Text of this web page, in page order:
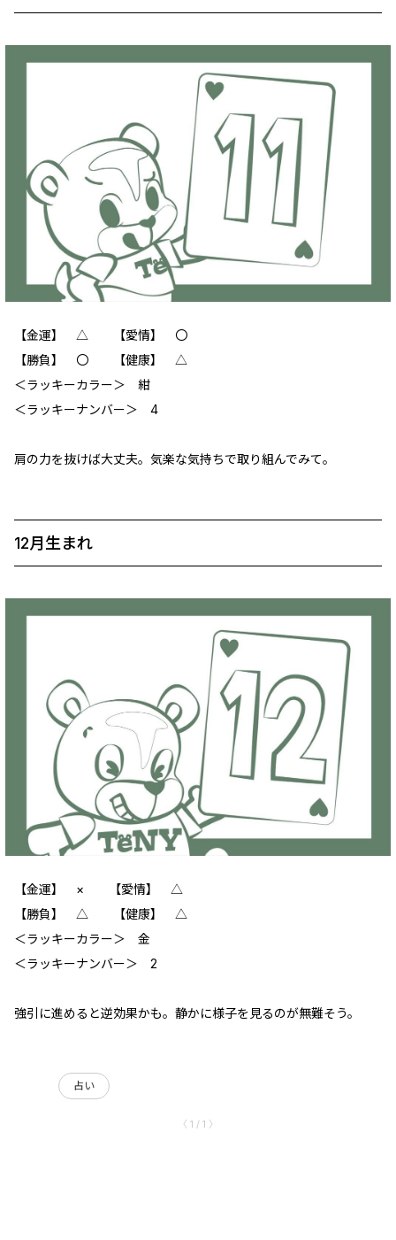
【金運】 △ 【愛情】 〇
【勝負】 〇 【健康】 △
‪＜ラッキーカラー＞ 紺
＜ラッキーナンバー＞ 4
肩の力を抜けば大丈夫。気楽な気持ちで取り組んでみて。
12月生まれ
【金運】 × 【愛情】 △
【勝負】 △ 【健康】 △
＜ラッキーカラー＞ 金
＜ラッキーナンバー＞ 2
強引に進めると逆効果かも。静かに様子を見るのが無難そう。
占い
〈 1 / 1 〉